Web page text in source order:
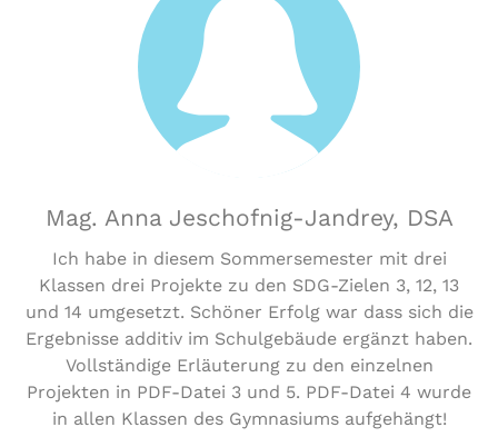
Mag. Anna Jeschofnig-Jandrey, DSA
Ich habe in diesem Sommersemester mit drei
Klassen drei Projekte zu den SDG-Zielen 3, 12, 13
und 14 umgesetzt. Schöner Erfolg war dass sich die
Ergebnisse additiv im Schulgebäude ergänzt haben.
Vollständige Erläuterung zu den einzelnen
Projekten in PDF-Datei 3 und 5. PDF-Datei 4 wurde
in allen Klassen des Gymnasiums aufgehängt!